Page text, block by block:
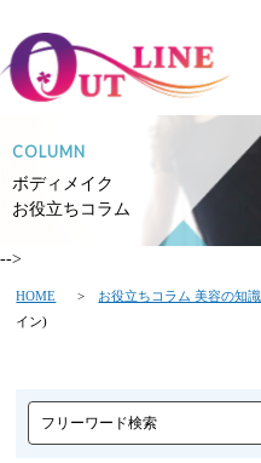
COLUMN
ボディメイク
お役立ちコラム
-->
HOME > お役立ちコラム 美容の知識
イン)